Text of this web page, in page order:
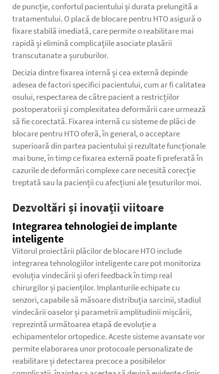
de puncție, confortul pacientului și durata prelungită a
tratamentului. O placă de blocare pentru HTO asigură o
fixare stabilă imediată, care permite o reabilitare mai
rapidă și elimină complicațiile asociate plasării
transcutanate a șuruburilor.
Decizia dintre fixarea internă și cea externă depinde
adesea de factori specifici pacientului, cum ar fi calitatea
osului, respectarea de către pacient a restricțiilor
postoperatorii și complexitatea deformării care urmează
să fie corectată. Fixarea internă cu sisteme de plăci de
blocare pentru HTO oferă, în general, o acceptare
superioară din partea pacientului și rezultate funcționale
mai bune, în timp ce fixarea externă poate fi preferată în
cazurile de deformări complexe care necesită corecție
treptată sau la pacienții cu afecțiuni ale țesuturilor moi.
Dezvoltări și inovații viitoare
Integrarea tehnologiei de implante
inteligente
Viitorul proiectării plăcilor de blocare HTO include
integrarea tehnologiilor inteligente care pot monitoriza
evoluția vindecării și oferi feedback în timp real
chirurgilor și pacienților. Implanturile echipate cu
senzori, capabile să măsoare distribuția sarcinii, stadiul
vindecării oaselor și parametrii amplitudinii mișcării,
reprezintă următoarea etapă de evoluție a
echipamentelor ortopedice. Aceste sisteme avansate vor
permite elaborarea unor protocoale personalizate de
reabilitare și detectarea precoce a posibilelor